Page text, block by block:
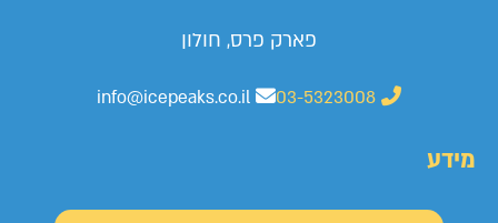
פארק פרס, חולון
info@icepeaks.co.il
מידע